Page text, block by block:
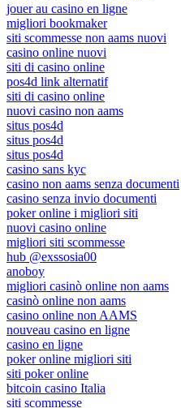
jouer au casino en ligne
migliori bookmaker
siti scommesse non aams nuovi
casino online nuovi
siti di casino online
pos4d link alternatif
siti di casino online
nuovi casino non aams
situs pos4d
situs pos4d
situs pos4d
casino sans kyc
casino non aams senza documenti
casino senza invio documenti
poker online i migliori siti
nuovi casino online
migliori siti scommesse
hub @exssosia00
anoboy
migliori casinò online non aams
casinò online non aams
casino online non AAMS
nouveau casino en ligne
casino en ligne
poker online migliori siti
siti poker online
bitcoin casino Italia
siti scommesse